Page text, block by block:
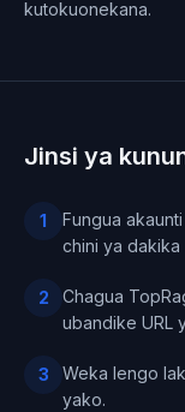
kutokuonekana.
Jinsi ya
1
Fungua
chini ya dakika
2
Chagua
ubandike URL
3
Weka lengo
yako.